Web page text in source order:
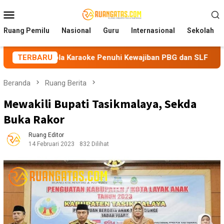
ke
kontenMobile
Ruang Pemilu Nasional Guru Internasional Sekolah
TERBARU
Karaoke Penuhi Kewajiban PBG dan SLF BEM
Beranda Ruang Berita
Mewakili Bupati Tasikmalaya, Sekda
Buka Rakor
Ruang Editor
14 Februari 2023
832 Dilihat